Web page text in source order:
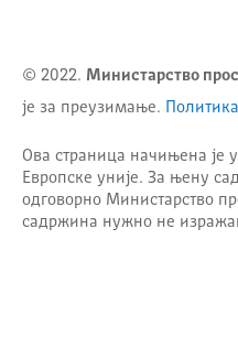
© 2022. Министарство
је за преузимање.
Ова страница начињена је
Европске уније. За њену
одговорно Министарство
садржина нужно не